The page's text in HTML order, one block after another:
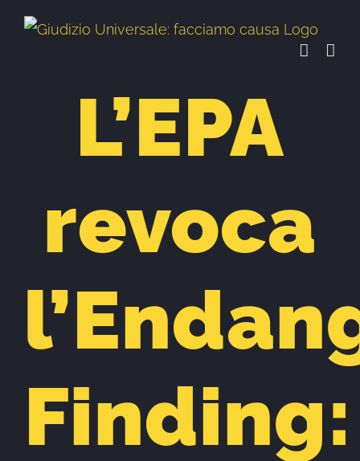
Salta
L’EPA
revoca
Finding: